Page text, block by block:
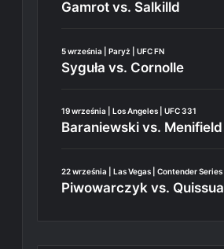
Gamrot vs. Salkilld
5 września | Paryż | UFC FN
Syguła vs. Cornolle
19 września | Los Angeles | UFC 331
Baraniewski vs. Menifield
22 września | Las Vegas | Contender Series
Piwowarczyk vs. Quissua